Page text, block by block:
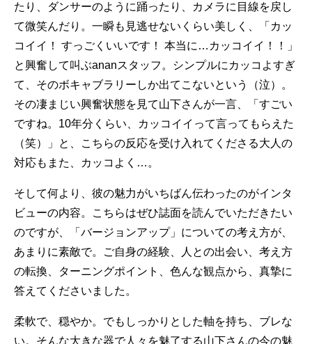
たり、ダンサーのように踊ったり、カメラに目線を戻し
て微笑んだり。一瞬も見逃せないくらい美しく、「カッ
コイイ！ すっごくいいです！ 本当に…カッコイイ！！」
と興奮して叫ぶananスタッフ。シンプルにカッコよすぎ
て、そのボキャブラリーしか出てこないという（泣）。
その凄まじい興奮状態を見て山下さんが一言、「すごい
ですね。10年分くらい、カッコイイって言ってもらえた
（笑）」と、こちらの反応を受け入れてくださる大人の
対応もまた、カッコよく…。
そして何より、彼の魅力がいちばん伝わったのがインタ
ビューの内容。こちらはぜひ誌面を読んでいただきたい
のですが、「バージョンアップ」についての考え方が、
あまりに素敵で。ご自身の経験、人との出会い、考え方
の転換、ターニングポイント、色んな観点から、真摯に
答えてくださいました。
柔軟で、穏やか。でもしっかりとした軸を持ち、ブレな
い。そんな大きな器で人々を魅了する山下さんの今の魅